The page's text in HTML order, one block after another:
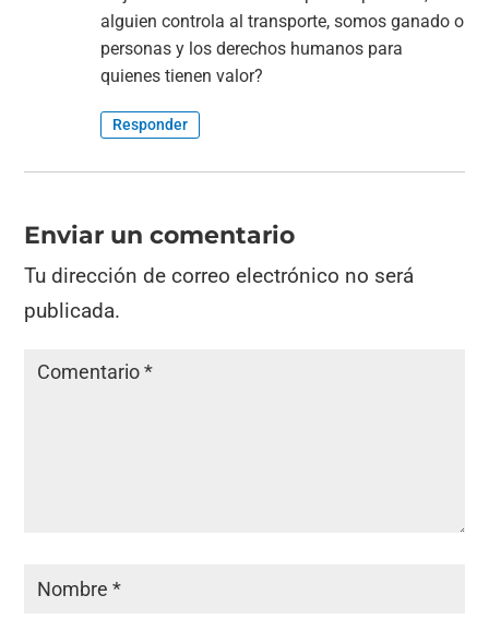
alguien controla al transporte, somos ganado o
personas y los derechos humanos para
quienes tienen valor?
Responder
Enviar un comentario
Tu dirección de correo electrónico no será
publicada.